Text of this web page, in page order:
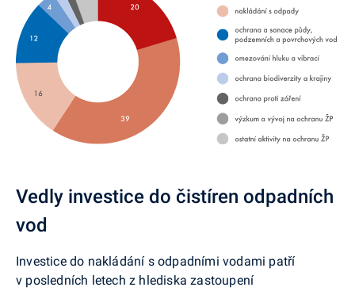
Vedly investice do čistíren odpadních
vod
Investice do nakládání s odpadními vodami patří
v posledních letech z hlediska zastoupení